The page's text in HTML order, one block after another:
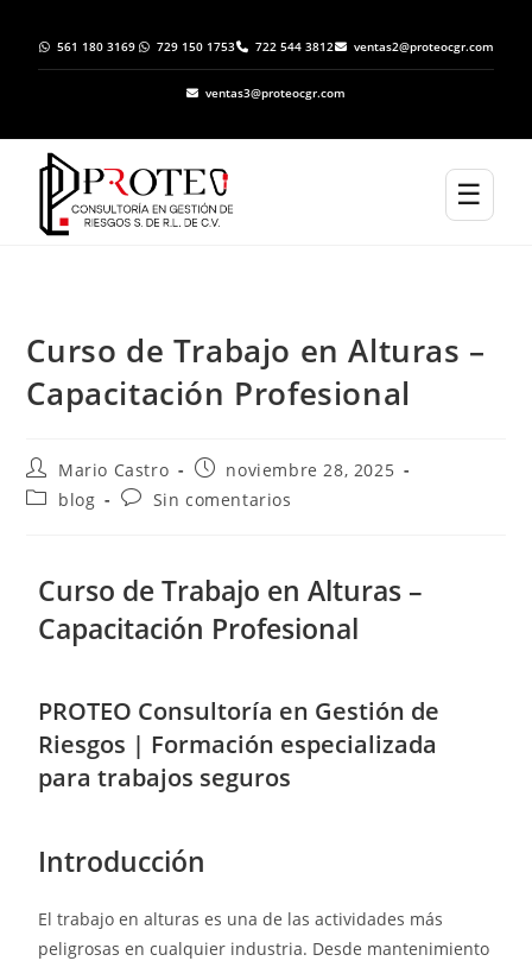
561 180 3169 729 150 1753 722 544 3812 ventas2@proteocgr.com
ventas3@proteocgr.com
☰
Curso de Trabajo en Alturas –
Capacitación Profesional
Mario Castro
noviembre 28, 2025
blog
Sin comentarios
Curso de Trabajo en Alturas –
Capacitación Profesional
PROTEO Consultoría en Gestión de
Riesgos | Formación especializada
para trabajos seguros
Introducción
El trabajo en alturas es una de las actividades más
peligrosas en cualquier industria. Desde mantenimiento